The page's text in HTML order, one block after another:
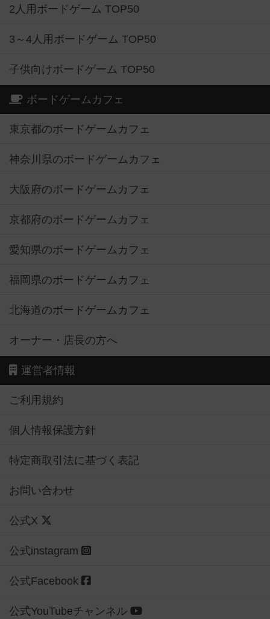
2人用ボードゲーム TOP50
3～4人用ボードゲーム TOP50
子供向けボードゲーム TOP50
ボードゲームカフェ
東京都のボードゲームカフェ
神奈川県のボードゲームカフェ
大阪府のボードゲームカフェ
京都府のボードゲームカフェ
愛知県のボードゲームカフェ
福岡県のボードゲームカフェ
北海道のボードゲームカフェ
オーナー・店長の方へ
運営者情報
ご利用規約
個人情報保護方針
特定商取引法に基づく表記
お問い合わせ
公式X
公式instagram
公式Facebook
公式YouTubeチャンネル